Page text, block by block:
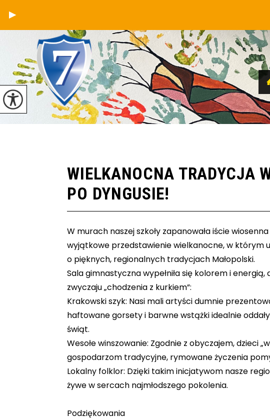
WIELKANOCNA TRADYCJA
PO DYNGUSIE!
W murach naszej szkoły zapanowała iście
wyjątkowe przedstawienie wielkanocne, w którym
o pięknych, regionalnych tradycjach Małopolski.
​Sala gimnastyczna wypełniła się kolorem i
zwyczaju „chodzenia z kurkiem”:
​Krakowski szyk: Nasi mali artyści dumnie
haftowane gorsety i barwne wstążki idealnie
świąt.
​Wesołe winszowanie: Zgodnie z obyczajem, dzieci
gospodarzom tradycyjne, rymowane życzenia
​Lokalny folklor: Dzięki takim inicjatywom nasze
żywe w sercach najmłodszego pokolenia.
Podziękowania